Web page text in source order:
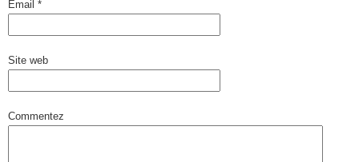
Email *
Site web
Commentez